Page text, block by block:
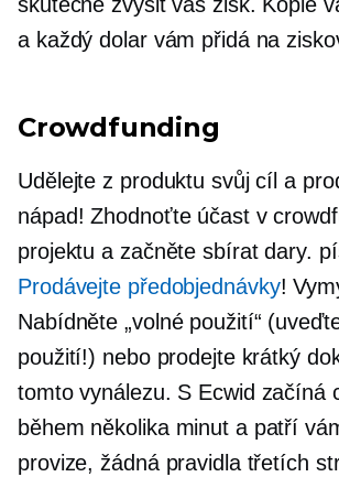
skutečně zvýšit váš zisk. Kopie
a každý dolar vám přidá na
Crowdfunding
Udělejte z produktu svůj cíl a
nápad! Zhodnoťte účast v
projektu a začněte sbírat dary.
Prodávejte předobjednávky!
Nabídněte „volné použití“
použití!) nebo prodejte krátký
tomto vynálezu. S Ecwid začíná
během několika minut a patří
provize, žádná pravidla třetích